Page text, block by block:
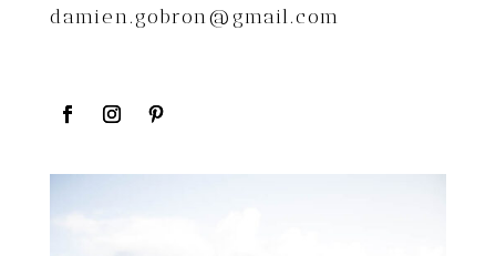
damien.gobron@gmail.com